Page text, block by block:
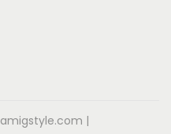
amigstyle.com |